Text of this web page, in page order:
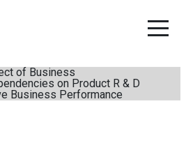
of Business
on Product R & D
Business Performance